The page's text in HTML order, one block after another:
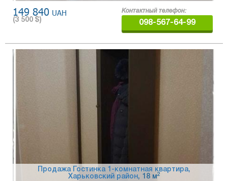
149 840 UAH
(3 500 $)
Контактный телефон:
098-567-64-99
Продажа Гостинка 1-комнатная квартира,
Харьковский район , 18 м 2